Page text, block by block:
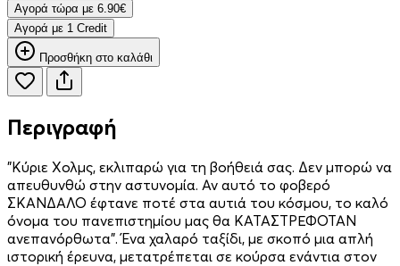
Aγορά τώρα με 6.90€
Aγορά με 1 Credit
Προσθήκη στο καλάθι
Περιγραφή
"Κύριε Χολμς, εκλιπαρώ για τη βοήθειά σας. Δεν μπορώ να
απευθυνθώ στην αστυνομία. Αν αυτό το φοβερό
ΣΚΑΝΔΑΛΟ έφτανε ποτέ στα αυτιά του κόσμου, το καλό
όνομα του πανεπιστημίου μας θα ΚΑΤΑΣΤΡΕΦΟΤΑΝ
ανεπανόρθωτα". Ένα χαλαρό ταξίδι, με σκοπό μια απλή
ιστορική έρευνα, μετατρέπεται σε κούρσα ενάντια στον